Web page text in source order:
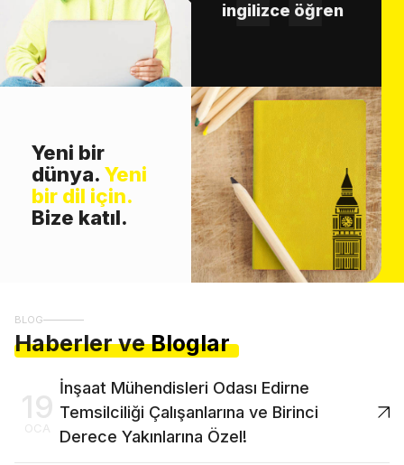
ingilizce öğren
Yeni bir
dünya. Yeni
bir dil için.
Bize katıl.
BLOG
Haberler ve Bloglar
19
OCA
İnşaat Mühendisleri Odası Edirne
Temsilciliği Çalışanlarına ve Birinci
Derece Yakınlarına Özel!